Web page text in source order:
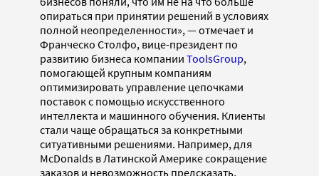
опираться при принятии решений в условиях
полной неопределенности», — отмечает и
Франческо Столфо, вице-президент по
развитию бизнеса компании ToolsGroup,
помогающей крупным компаниям
оптимизировать управление цепочками
поставок с помощью искусственного
интеллекта и машинного обучения. Клиенты
стали чаще обращаться за конкретными
ситуативными решениями. Например, для
McDonalds в Латинской Америке сокращение
заказов и невозможность предсказать,